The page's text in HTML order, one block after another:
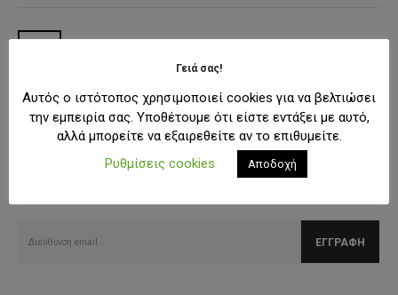
Λάβετε όλες τις τελευταίες πληροφορίες για εκπτώσεις και
Γειά σας!
Αυτός ο ιστότοπος χρησιμοποιεί cookies για να βελτιώσει
την εμπειρία σας. Υποθέτουμε ότι είστε εντάξει με αυτό,
αλλά μπορείτε να εξαιρεθείτε αν το επιθυμείτε.
Ρυθμίσεις cookies
Αποδοχή